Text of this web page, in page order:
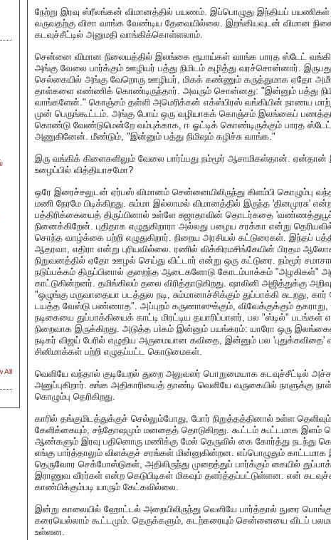
All
நேற்று இரவு ஸ்ரீலங்கன் விமானத்தில் பயணம். இப்பொழுது இந்தியப்
வருவதற்கு விசா வாங்க வேண்டிய தேவையில்லை. இறங்கியவுடன் விமான
கடவுச்சீட்டில் அனுமதி வாங்கிக்கொள்ளலாம்.
சென்னை விமான நிலையத்தில் இலங்கை ரூபாய்கள் வாங்க பாரத ஸ்டேட்
அங்கு வேலை பார்க்கும் ஊழியர் பத்து நிமிடம் கழித்து வரச்சொன்னார். இருபது
செல்கையில் அங்கு வேறொரு ஊழியர், மிகக் கண்ணும் கருத்துமாக ஏதோ
தாள்களை எண்ணிக் கொண்டிருந்தார். அவரும் சொன்னது: "இன்னும் பத்து
வாங்களேன்." கொஞ்சம் தள்ளி அமெரிக்கன் எக்ஸ்பிரஸ் வங்கியின் நாணய
முன் பெருங்கூட்டம். அங்கு போய் ஒரு வழியாகக் கொஞ்சம் இலங்கைப்
கொண்டு வேண்டுமென்றே வம்புக்காக, ஈ ஓட்டிக் கொண்டிருக்கும் பாரத
அணுகினேன். மீண்டும், "இன்னும் பத்து நிமிஷம் கழிச்சு வாங்க."
இரு வங்கிக் கிளைகளிலும் வேலை பார்ப்பது நம்மூர் ஆசாமிகள்தான். ஏன்தான்
உழைப்பில் வித்தியாசமோ?
ஒரே இரைச்சலுடன் ஏர்பஸ் விமானம் சென்னையிலிருந்து கிளம்பி கொழும்பு
மணி நேரமே பிடிக்கிறது. சும்மா இல்லாமல் விமானத்தில் இருந்த 'தினமுரசு'
பத்திரிக்கையைத் திருப்பினால் உள்ளே சுஜாதாவின் தொடர்கதை
நினைக்கிறேன். புதிதாக எழுதுகிறாரா அல்லது பழைய சரக்கா என்று
சொந்த வாழ்க்கை பற்றி எழுதுகிறார். நிறைய அரசியல் கட்டுரைகள். இந்தப்
ஆதரவா, எதிரா என்று புரியவில்லை. ரணில் விக்கிரமசிங்கேயின் பிரதம
நிறுவனத்தில் ஏதோ ஊழல் செய்து விட்டார் என்று ஒரு கட்டுரை. நம்மூர்
நடுப்பக்கம் திருப்பினால் குறைந்த ஆடைகளோடு கோடம்பாக்கம் "அழகிகள்"
காட்டுகின்றனர். தமிங்கிலம் தலை விரித்தாடுகிறது. ஷாலினி அஜித்துக்கு
"ஒழுங்கு மருவாதையா படத்துல நடி, சும்மானாச்சிக்கும் துப்பாக்கி சுடறது,
டயத்த வேஸ்டு பண்ணாத". அப்புறம் கருணாஸுக்கும், விவேக்குக்கும் தகராறு,
நடிகையை துப்பாக்கியைக் காட்டி மிரட்டிய தயாரிப்பாளர், பல "ஸ்டில்"
நிறைவாக இருக்கிறது. அடுத்த பìகம் இன்னும் பயங்கரம்: யாரோ ஒரு இலங்கைத்
நடிகர் விஜய் பேரில் எழுதிய அருமையான கவிதை, இன்னும் பல 'புதுக்கவிதை'
சினிமாக்கள் பற்றி எழுதப்பட்ட கொடுமைகள்.
வெளியே வந்தால் குடியேறல் துறை அலுவலர் பொறுமையாக கடவுச்சீட்டில்
அனுப்புகிறார். சுங்க அதிகாரியைத் தாண்டி வெளியே வருகையில் நாளுக்கு
கொழும்பு தெரிகிறது.
காரில் தங்குமிடத்துக்குச் செல்லும்போது, போர் நிறுத்தத்தினால் உள்ள
கேளிக்கையும், சந்தோஷமும் மனதைத் தொடுகிறது. கூட்டம் கூட்டமாக இளம்
ஆண்களும் இரவு பதினொரு மணிக்கு மேல் தெருவில் கை கோர்த்து நடந்து
எங்கு பார்த்தாலும் விளக்குச் சரங்கள் மின்னுகின்றன. எப்பொழுதும் காட்டமாக
தெருவோர செக்போஸ்டுகள், அதிலிருந்து முறைத்துப் பார்க்கும் கையில்
இராணுவ வீரர்கள் என்ற கெடுபிடிகள் மிகவும் தளர்த்தப்பட்டுள்ளன. என்
காண்பிக்கும்படி யாரும் கேட்கவில்லை.
இன்று காலையில் ஹோட்டல் அறையிலிருந்து வெளியே பார்த்தால் நுரை
கரையெல்லாம் கூட்டமும். தெருக்களும், கடற்கரையும் சென்னையை விடப்
உள்ளன.